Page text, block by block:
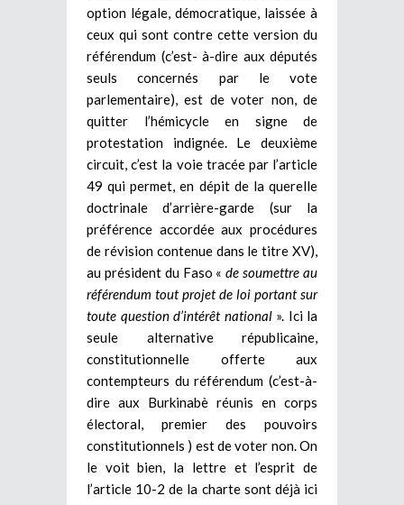
option légale, démocratique, laissée à
ceux qui sont contre cette version du
référendum (c’est- à-dire aux députés
seuls concernés par le vote
parlementaire), est de voter non, de
quitter l’hémicycle en signe de
protestation indignée. Le deuxième
circuit, c’est la voie tracée par l’article
49 qui permet, en dépit de la querelle
doctrinale d’arrière-garde (sur la
préférence accordée aux procédures
de révision contenue dans le titre XV),
au président du Faso «de soumettre au
référendum tout projet de loi portant sur
toute question d’intérêt national ». Ici la
seule alternative républicaine,
constitutionnelle offerte aux
contempteurs du référendum (c’est-à-
dire aux Burkinabè réunis en corps
électoral, premier des pouvoirs
constitutionnels ) est de voter non. On
le voit bien, la lettre et l’esprit de
l’article 10-2 de la charte sont déjà ici